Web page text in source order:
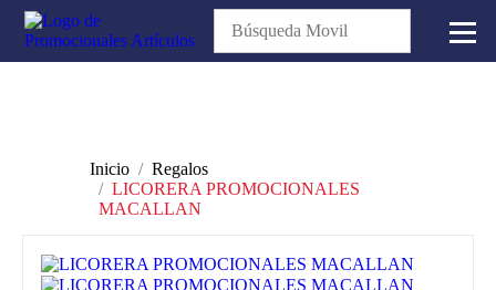
Inicio
Regalos
LICORERA PROMOCIONALES
MACALLAN